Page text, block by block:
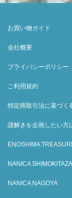
お買い物ガイド
会社概要
プライバシーポリシー
ご利用規約
特定商取引法に基づく
謎解きを企画したい方
ENOSHIMA
NANICA
NANICA NAGOYA